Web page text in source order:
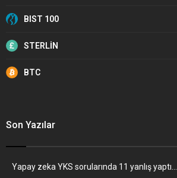
BIST 100
STERLİN
BTC
Son Yazılar
Yapay zeka YKS sorularında 11 yanlış yaptı…